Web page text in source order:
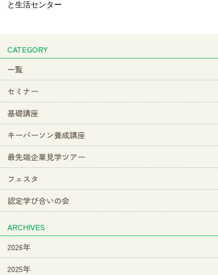
と生活センター
CATEGORY
一覧
セミナー
基礎講座
キーパーソン養成講座
最先端企業見学ツアー
フェスタ
認定学び合いの会
ARCHIVES
2026年
2025年